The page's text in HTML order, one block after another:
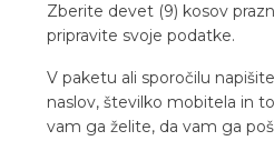
Zberite devet (9) kosov
pripravite svoje podatke.
V paketu ali sporočilu
naslov, številko mobitela in
vam ga želite, da vam ga